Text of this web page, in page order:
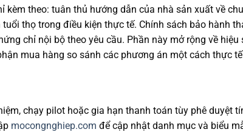
theo: tuân thủ hướng dẫn của nhà sản xuất về
thọ trong điều kiện thực tế. Chính sách bảo hành
chỉ nội bộ theo yêu cầu. Phần này mở rộng về hiệu
mua hàng so sánh các phương án một cách thực
chạy pilot hoặc gia hạn thanh toán tùy phê duyệt
mocongnghiep.com để cập nhật danh mục và biểu